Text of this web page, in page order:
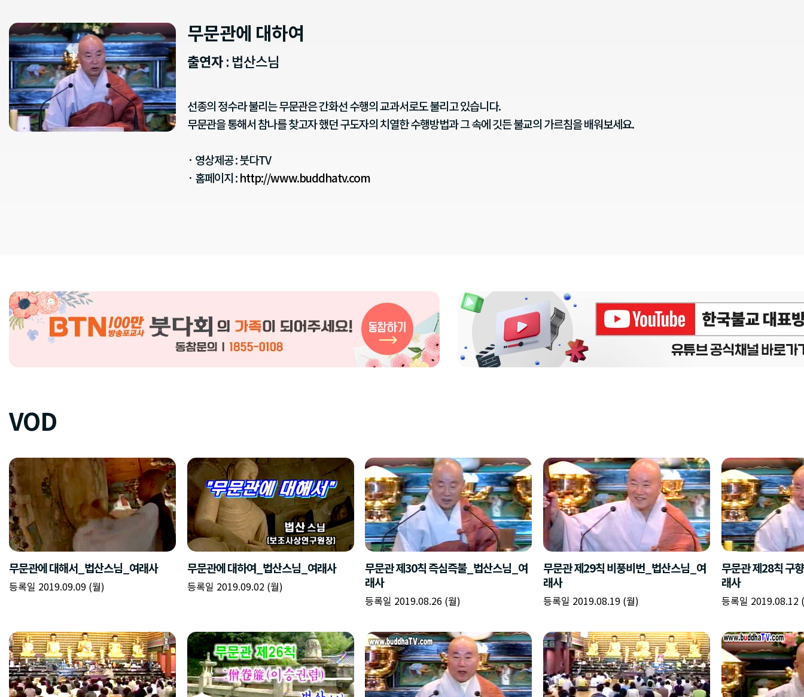
무문관에 대하여
출연자: 법산스님
선종의 정수라 불리는 무문관은 간화선 수행의 교과서로도 불리고 있습니다.
무문관을 통해서 참나를 찾고자 했던 구도자의 치열한 수행방법과 그 속에 깃든 불교의 가르침을 배워보세요.
· 영상제공 : 붓다TV
· 홈페이지 :http://www.buddhatv.com
VOD
무문관에 대해서_법산스님_여래사
등록일 2019.09.09 (월)
무문관에 대하여_법산스님_여래사
등록일 2019.09.02 (월)
무문관 제30칙 즉심즉불_법산스님_여
래사
등록일 2019.08.26 (월)
무문관 제29칙 비풍비번_법산스님_여
래사
등록일 2019.08.19 (월)
무문관 제28칙 구
래사
등록일 2019.08.12